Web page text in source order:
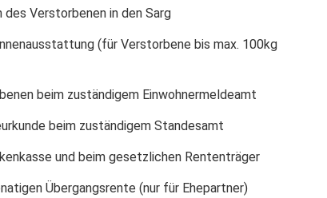
Verstorbenen in den Sarg
(für Verstorbene bis max. 100kg
beim zuständigem Einwohnermeldeamt
beim zuständigem Standesamt
und beim gesetzlichen Rententräger
Übergangsrente (nur für Ehepartner)